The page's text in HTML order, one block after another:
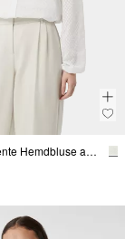
Semitransparente Hemdbluse aus Jacquard